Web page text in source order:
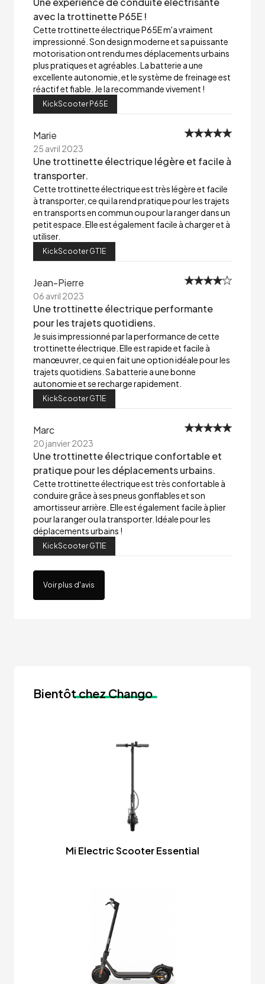
avec la trottinette P65E !
Cette trottinette électrique P65E m'a vraiment
impressionné. Son design moderne et sa puissante
motorisation ont rendu mes déplacements urbains
plus pratiques et agréables. La batterie a une
excellente autonomie, et le système de freinage est
réactif et fiable. Je la recommande vivement !
KickScooter P65E
Marie
25 avril 2023
Une trottinette électrique légère et facile à
transporter.
Cette trottinette électrique est très légère et facile
à transporter, ce qui la rend pratique pour les trajets
en transports en commun ou pour la ranger dans un
petit espace. Elle est également facile à charger et à
utiliser.
KickScooter GT1E
Jean-Pierre
06 avril 2023
Une trottinette électrique performante
pour les trajets quotidiens.
Je suis impressionné par la performance de cette
trottinette électrique. Elle est rapide et facile à
manœuvrer, ce qui en fait une option idéale pour les
trajets quotidiens. Sa batterie a une bonne
autonomie et se recharge rapidement.
KickScooter GT1E
Marc
20 janvier 2023
Une trottinette électrique confortable et
pratique pour les déplacements urbains.
Cette trottinette électrique est très confortable à
conduire grâce à ses pneus gonflables et son
amortisseur arrière. Elle est également facile à plier
pour la ranger ou la transporter. Idéale pour les
déplacements urbains !
KickScooter GT1E
Voir plus d'avis
Bientôtchez Chango
Mi Electric Scooter Essential